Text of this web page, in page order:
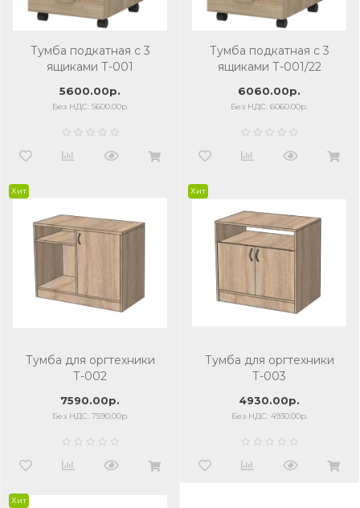
Тумба подкатная с 3
ящиками Т-001
5600.00р.
Без НДС: 5600.00р.
Тумба подкатная с 3
ящиками Т-001/22
6060.00р.
Без НДС: 6060.00р.
Хит
Тумба для оргтехники
Т-002
7590.00р.
Без НДС: 7590.00р.
Хит
Тумба для оргтехники
Т-003
4930.00р.
Без НДС: 4930.00р.
Хит